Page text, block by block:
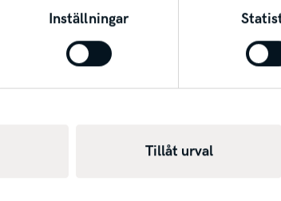
Inställningar
Tillåt urval